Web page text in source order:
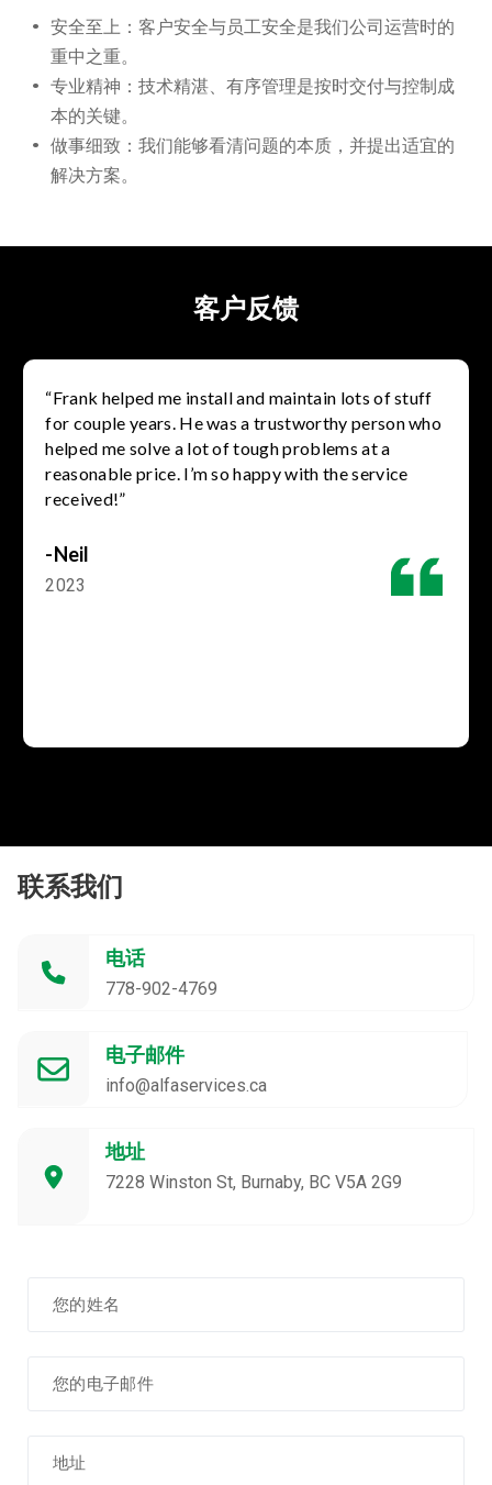
安全至上：客户安全与员工安全是我们公司运营时的
重中之重。
专业精神：技术精湛、有序管理是按时交付与控制成
本的关键。
做事细致：我们能够看清问题的本质，并提出适宜的
解决方案。
客户反馈
“Frank helped me install and maintain lots of stuff
for couple years. He was a trustworthy person who
helped me solve a lot of tough problems at a
reasonable price. I’m so happy with the service
received!”
-Neil
2023
联系我们
电话
778-902-4769
电子邮件
info@alfaservices.ca
地址
7228 Winston St, Burnaby, BC V5A 2G9